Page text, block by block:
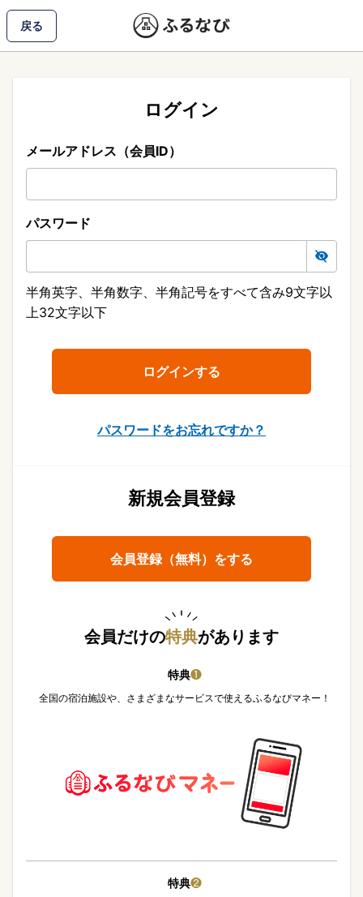
戻る
ログイン
メールアドレス（会員ID）
パスワード
半角英字、半角数字、半角記号をすべて含み9文字以
上32文字以下
パスワードをお忘れですか？
新規会員登録
会員登録（無料）をする
会員だけの特典があります
特典❶
全国の宿泊施設や、さまざまなサービスで使えるふるなびマネー！
特典❷